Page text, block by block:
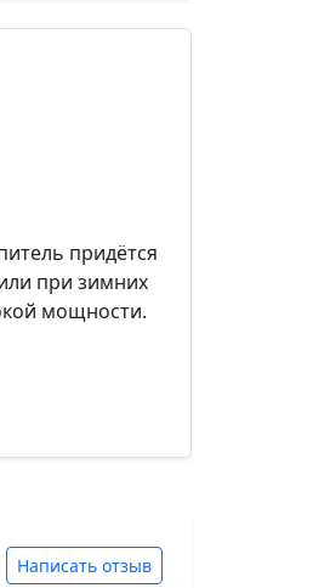
придётся
при зимних
мощности.
Написать отзыв